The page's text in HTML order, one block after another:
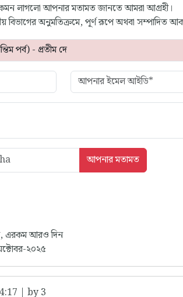
লাগলো আপনার মতামত জানতে আমরা আগ্রহী।
বিভাগের অনুমতিক্রমে, পূর্ণ রূপে অথবা সম্পাদিত
এরকম আরও দিন
২০২৫
| by 3